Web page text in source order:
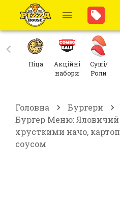
Піца
Акційні
набори
Суші/
Роли
Головна
Бургери
Бургер Меню: Яловичий
хрусткими начо,
соусом